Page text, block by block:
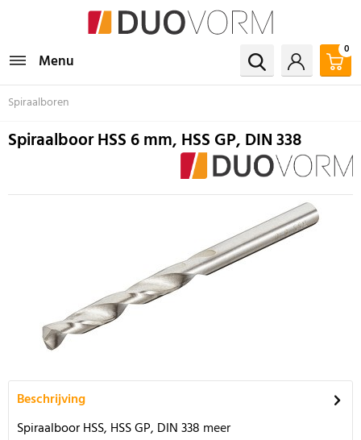
Menu
0
Spiraalboren
Spiraalboor HSS 6 mm, HSS GP, DIN 338
Beschrijving
Spiraalboor HSS, HSS GP, DIN 338 meer